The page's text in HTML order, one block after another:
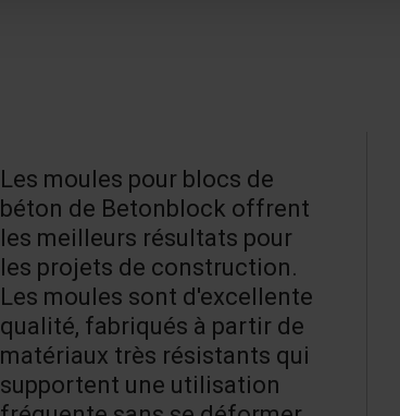
Les moules pour blocs de
béton de Betonblock offrent
les meilleurs résultats pour
les projets de construction.
Les moules sont d'excellente
qualité, fabriqués à partir de
matériaux très résistants qui
supportent une utilisation